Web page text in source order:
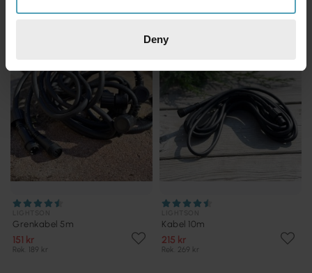
Deny
Grenkabel 5m
151 kr
Rek. 189 kr
Kabel 10m
215 kr
Rek. 269 kr